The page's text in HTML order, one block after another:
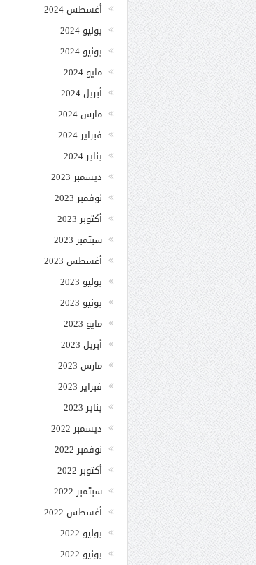
أغسطس 2024
يوليو 2024
يونيو 2024
مايو 2024
أبريل 2024
مارس 2024
فبراير 2024
يناير 2024
ديسمبر 2023
نوفمبر 2023
أكتوبر 2023
سبتمبر 2023
أغسطس 2023
يوليو 2023
يونيو 2023
مايو 2023
أبريل 2023
مارس 2023
فبراير 2023
يناير 2023
ديسمبر 2022
نوفمبر 2022
أكتوبر 2022
سبتمبر 2022
أغسطس 2022
يوليو 2022
يونيو 2022